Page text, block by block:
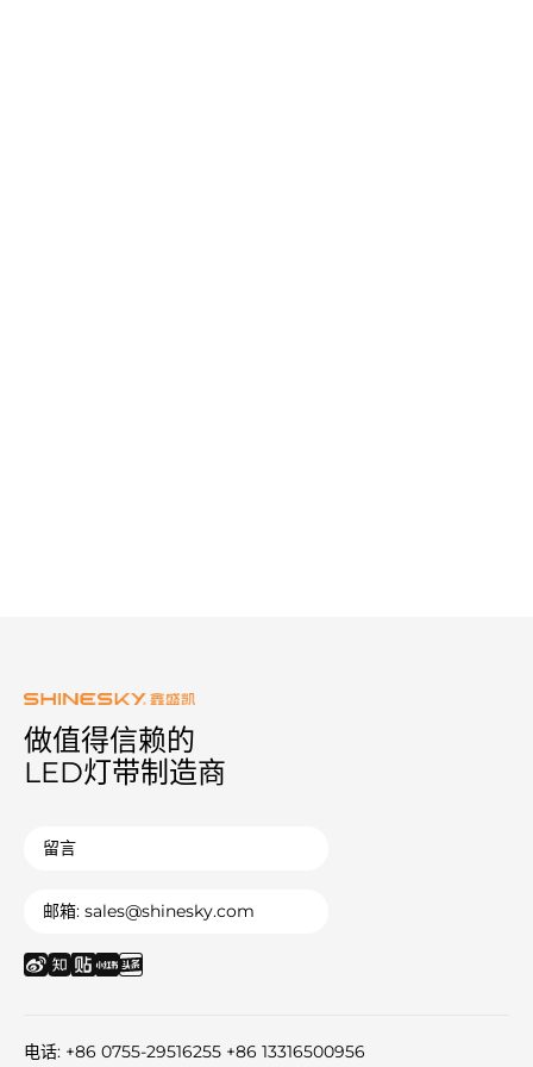
公司环境
VR观赏企业环境
做值得信赖的
LED灯带制造商
留言
邮箱: sales@shinesky.com
电话: +86 0755-29516255 +86 13316500956